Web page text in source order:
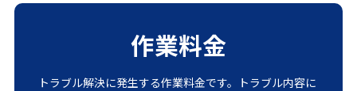
作業料金
トラブル解決に発生する作業料金です。トラブル内容に